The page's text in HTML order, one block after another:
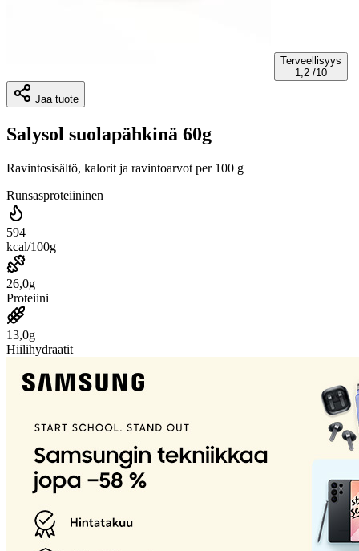
Terveellisyys
1,2 /10
Jaa tuote
Salysol suolapähkinä 60g
Ravintosisältö, kalorit ja ravintoarvot per 100 g
Runsasproteiininen
594
kcal/100g
26,0g
Proteiini
13,0g
Hiilihydraatit